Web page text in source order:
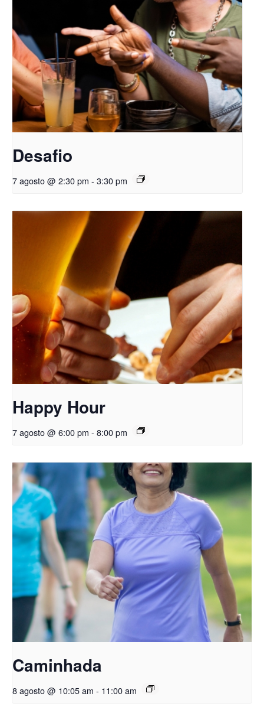
Desafio
7 agosto @ 2:30 pm - 3:30 pm
Happy Hour
7 agosto @ 6:00 pm - 8:00 pm
Caminhada
8 agosto @ 10:05 am - 11:00 am